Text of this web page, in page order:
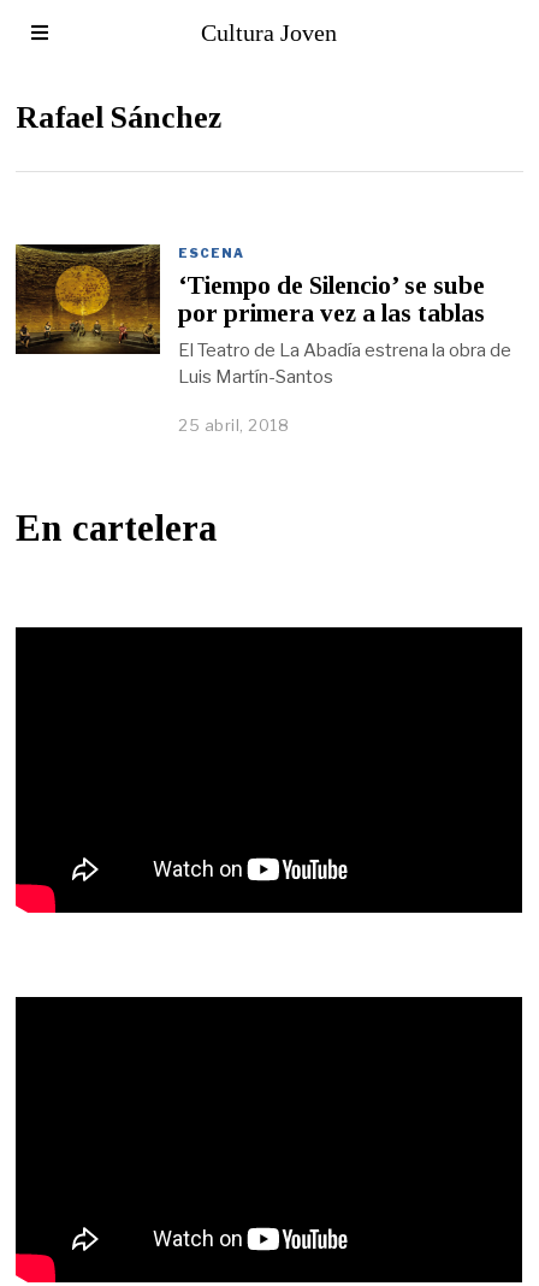
Cultura Joven
Rafael Sánchez
ESCENA
‘Tiempo de Silencio’ se sube
por primera vez a las tablas
El Teatro de La Abadía estrena la obra de
Luis Martín-Santos
25 abril, 2018
En cartelera